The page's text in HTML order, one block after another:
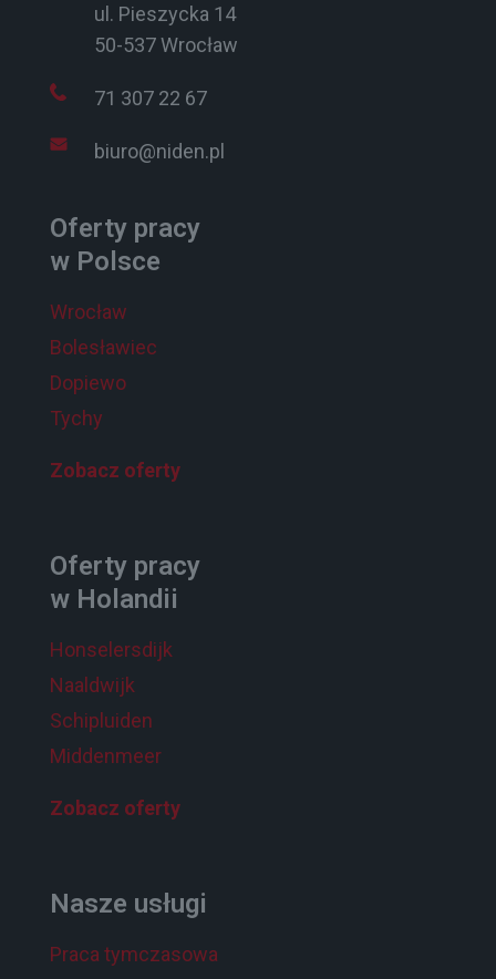
ul. Pieszycka 14
50-537 Wrocław
71 307 22 67
biuro@niden.pl
Oferty pracy
w Polsce
Wrocław
Bolesławiec
Dopiewo
Tychy
Zobacz oferty
Oferty pracy
w Holandii
Honselersdijk
Naaldwijk
Schipluiden
Middenmeer
Zobacz oferty
Nasze usługi
Praca tymczasowa